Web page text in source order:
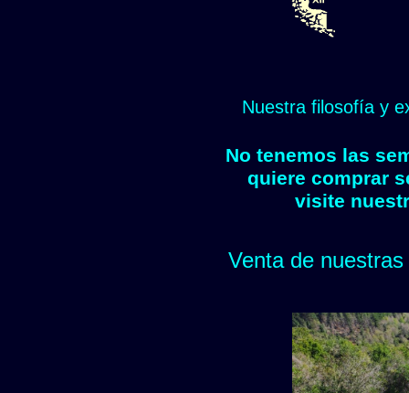
Nuestra filosofía y
No tenemos las
quiere comprar
visite
Venta de